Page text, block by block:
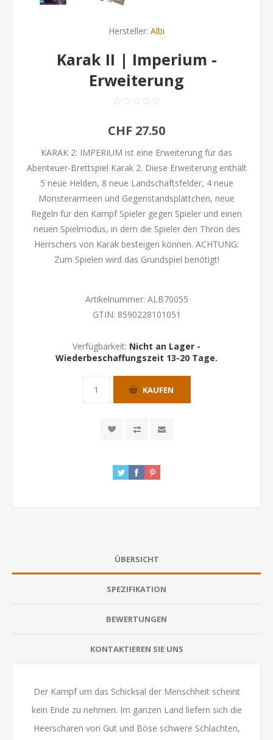
Hersteller: Albi
Karak II | Imperium -
Erweiterung
CHF 27.50
KARAK 2: IMPERIUM ist eine Erweiterung für das
Abenteuer-Brettspiel Karak 2. Diese Erweiterung enthält
5 neue Helden, 8 neue Landschaftsfelder, 4 neue
Monsterarmeen und Gegenstandsplättchen, neue
Regeln für den Kampf Spieler gegen Spieler und einen
neuen Spielmodus, in dem die Spieler den Thron des
Herrschers von Karak besteigen können. ACHTUNG:
Zum Spielen wird das Grundspiel benötigt!
Artikelnummer: ALB70055
GTIN: 8590228101051
Verfügbarkeit: Nicht an Lager -
Wiederbeschaffungszeit 13-20 Tage.
KAUFEN
ÜBERSICHT
SPEZIFIKATION
BEWERTUNGEN
KONTAKTIEREN SIE UNS
Der Kampf um das Schicksal der Menschheit scheint
kein Ende zu nehmen. Im ganzen Land liefern sich die
Heerscharen von Gut und Böse schwere Schlachten,